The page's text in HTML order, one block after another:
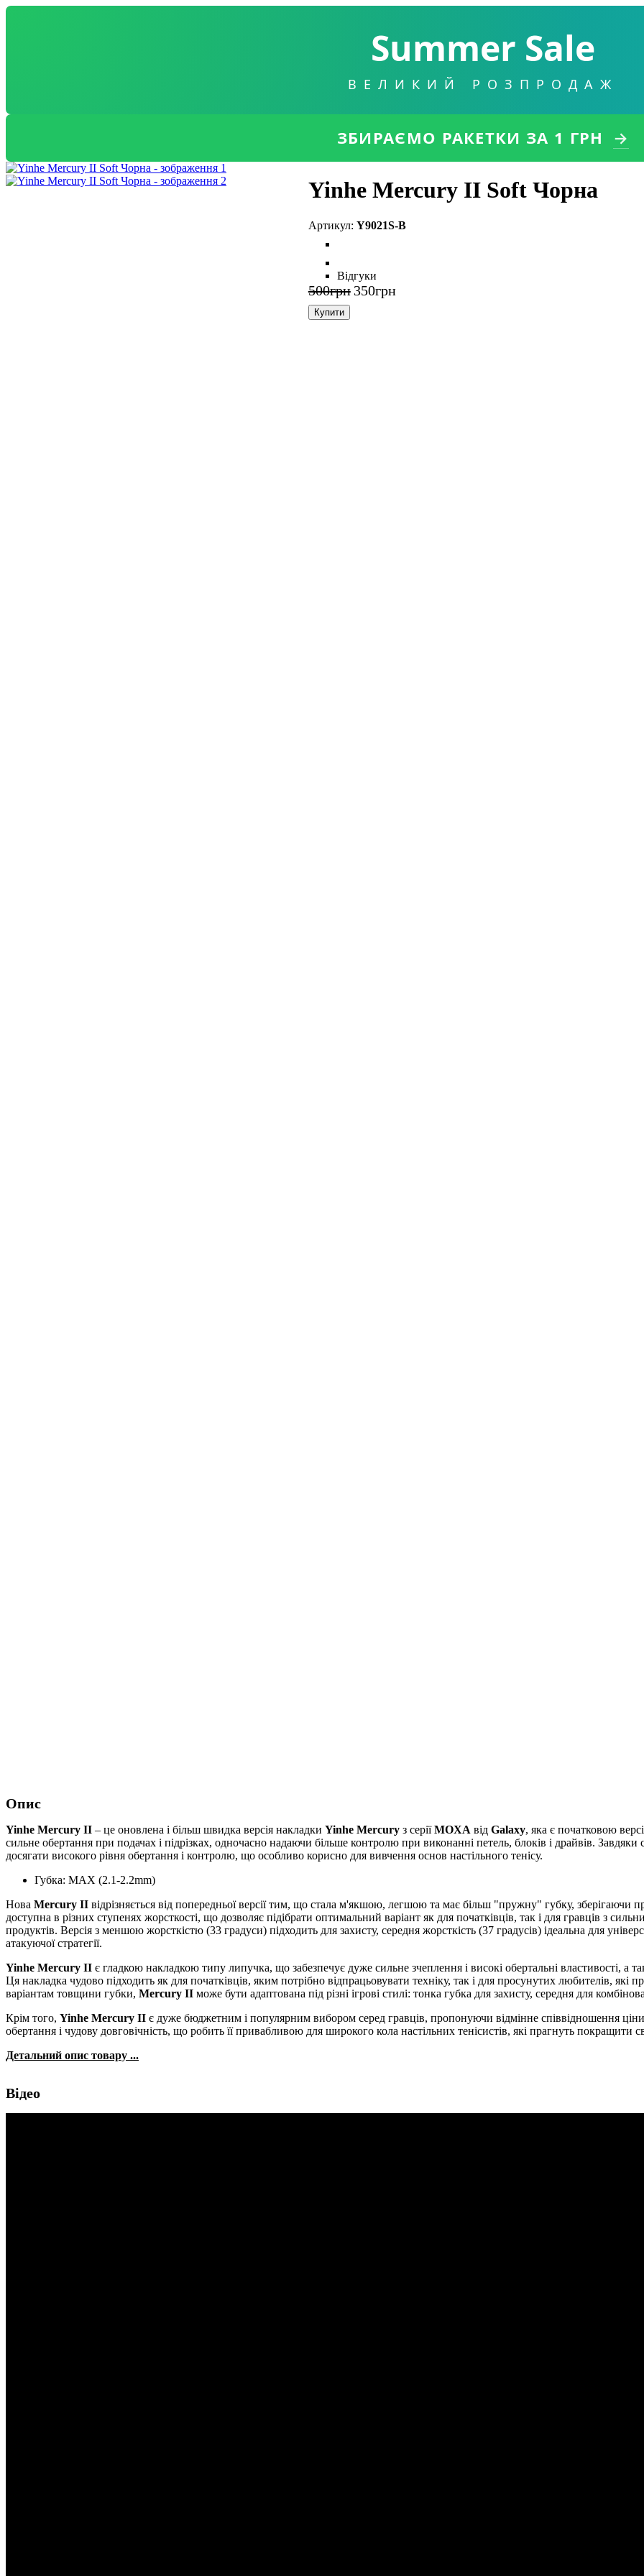
Summer Sale
ВЕЛИКИЙ РОЗПРОДАЖ
ЗБИРАЄМО РАКЕТКИ ЗА 1 ГРН →
Yinhe Mercury II Soft Чорна
Y9021S-B
Відгуки
500грн 350грн
Купити
Опис
Yinhe Mercury II – це оновлена і більш швидка версія накладки Yinhe Mercury з серіїMOXA від Galaxy, яка є початковою
сильне обертання при подачах і підрізках, одночасно надаючи більше контролю при виконанні петель, блоків і драйвів. Завдяки
досягати високого рівня обертання і контролю, що особливо корисно для вивчення основ настільного тенісу.
Губка: MAX (2.1-2.2mm)
Нова Mercury II відрізняється від попередньої версії тим, що стала м'якшою, легшою та має більш "пружну" губку, зберігаючи
доступна в різних ступенях жорсткості, що дозволяє підібрати оптимальний варіант як для початківців, так і для гравців з
продуктів. Версія з меншою жорсткістю (33 градуси) підходить для захисту, середня жорсткість (37 градусів) ідеальна для
атакуючої стратегії.
Yinhe Mercury II є гладкою накладкою типу липучка, що забезпечує дуже сильне зчеплення і високі обертальні властивості, а
Ця накладка чудово підходить як для початківців, яким потрібно відпрацьовувати техніку, так і для просунутих любителів, які
варіантам товщини губки, Mercury II може бути адаптована під різні ігрові стилі: тонка губка для захисту, середня для
Крім того, Yinhe Mercury II є дуже бюджетним і популярним вибором серед гравців, пропонуючи відмінне співвідношення ціни
обертання і чудову довговічність, що робить її привабливою для широкого кола настільних тенісистів, які прагнуть покращити
Детальний опис товару ...
Відео